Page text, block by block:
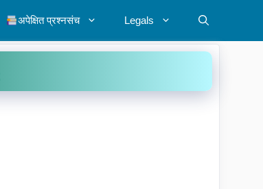
अपेक्षित प्रश्नसंच Legals